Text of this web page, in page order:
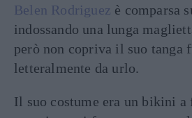
Belen Rodriguez è comparsa
indossando una lunga
però non copriva il suo tanga
letteralmente da urlo.
Il suo costume era un bikini a